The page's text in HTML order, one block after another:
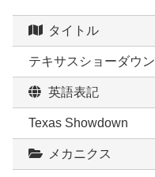
タイトル
テキサスショーダウン
英語表記
Texas Showdown
メカニクス